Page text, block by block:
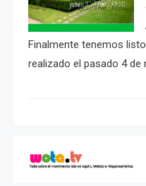
Finalmente tenemos
realizado el pasado 4